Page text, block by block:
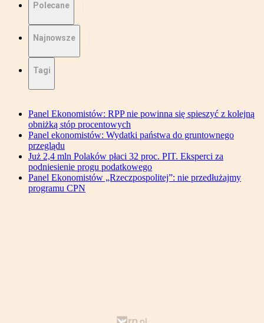
Polecane
Najnowsze
Tagi
Panel Ekonomistów: RPP nie powinna się spieszyć z kolejną
obniżką stóp procentowych
Panel ekonomistów: Wydatki państwa do gruntownego
przeglądu
Już 2,4 mln Polaków płaci 32 proc. PIT. Eksperci za
podniesienie progu podatkowego
Panel Ekonomistów „Rzeczpospolitej”: nie przedłużajmy
programu CPN